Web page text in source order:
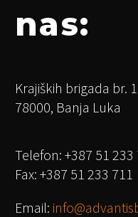
nas:
Krajiških brigada br.
78000, Banja Luka
Telefon: +387 51 233
Fax: +387 51 233 711
Email: